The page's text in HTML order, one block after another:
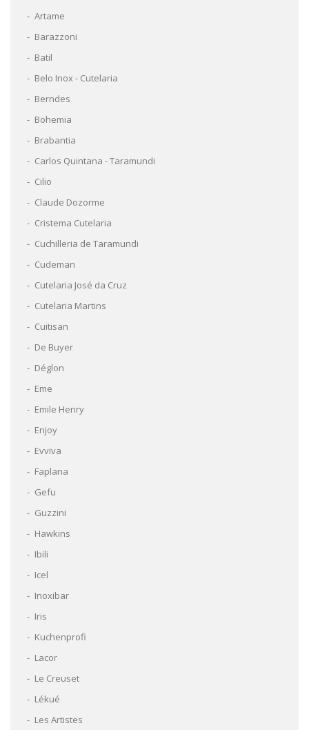
Artame
Barazzoni
Batil
Belo Inox - Cutelaria
Berndes
Bohemia
Brabantia
Carlos Quintana - Taramundi
Cilio
Claude Dozorme
Cristema Cutelaria
Cuchilleria de Taramundi
Cudeman
Cutelaria José da Cruz
Cutelaria Martins
Cuitisan
De Buyer
Déglon
Eme
Emile Henry
Enjoy
Evviva
Faplana
Gefu
Guzzini
Hawkins
Ibili
Icel
Inoxibar
Iris
Kuchenprofi
Lacor
Le Creuset
Lékué
Les Artistes